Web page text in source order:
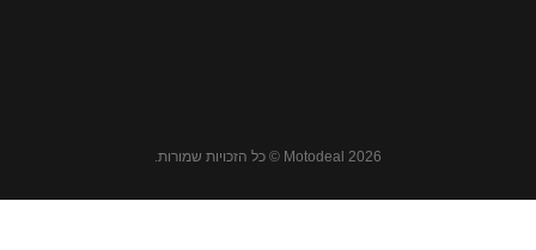
Motodeal 2026 © כל הזכויות שמורות.